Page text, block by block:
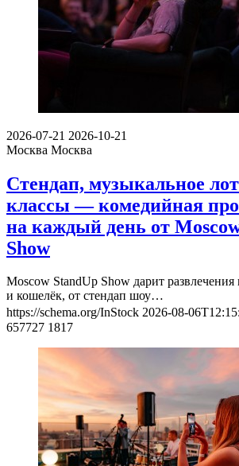
2026-07-21 2026-10-21
Москва Москва
Стендап, музыкальное
классы — комедийная
на каждый день от
Show
Moscow StandUp Show дарит
и кошелёк, от стендап шоу…
https://schema.org/InStock 2026-08-
657727 1817